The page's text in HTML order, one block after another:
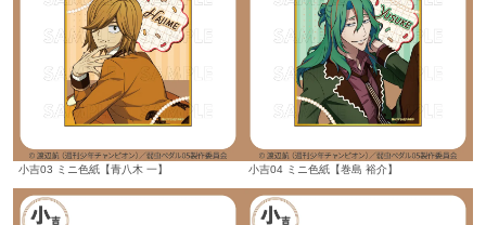
小吉03 ミニ色紙【青八木 一】 小吉04 ミニ色紙【巻島 裕介】